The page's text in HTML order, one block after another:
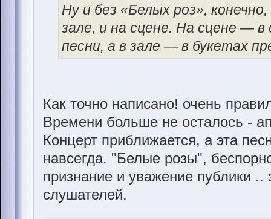
Ну и без «Белых роз»,
зале, и на сцене. На сцене —
песни, а в зале — в букетах
Как точно написано! очень
Времени больше не осталось -
Концерт приближается, а эта
навсегда. "Белые розы",
признание и уважение публики ..
слушателей.